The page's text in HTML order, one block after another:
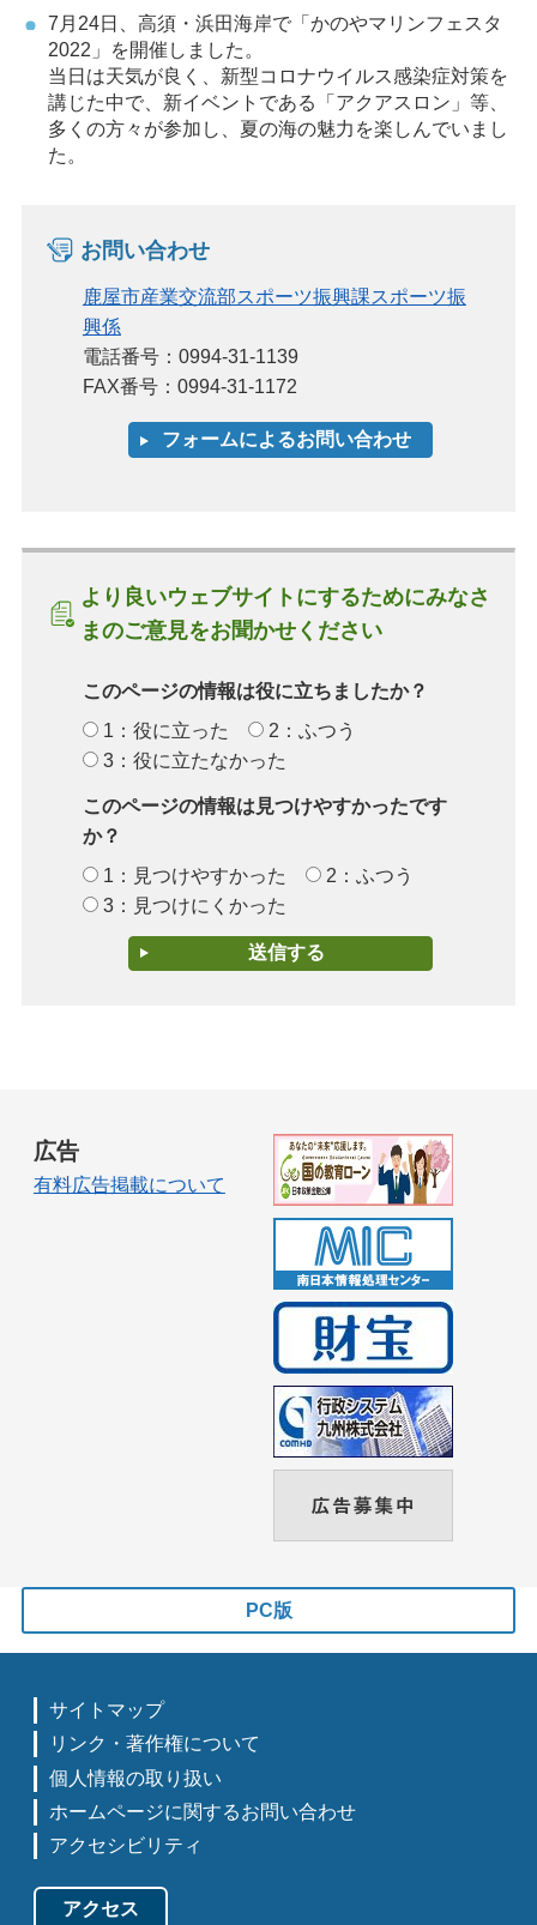
7月24日、高須・浜田海岸で「かのやマリンフェスタ
2022」を開催しました。
当日は天気が良く、新型コロナウイルス感染症対策を
講じた中で、新イベントである「アクアスロン」等、
多くの方々が参加し、夏の海の魅力を楽しんでいまし
た。
お問い合わせ
鹿屋市産業交流部スポーツ振興課スポーツ振
興係
電話番号：0994-31-1139
FAX番号：0994-31-1172
より良いウェブサイトにするためにみなさ
まのご意見をお聞かせください
このページの情報は役に立ちましたか？
1：役に立った
2：ふつう
3：役に立たなかった
このページの情報は見つけやすかったです
か？
1：見つけやすかった
2：ふつう
3：見つけにくかった
広告
有料広告掲載について
PC版
サイトマップ
リンク・著作権について
個人情報の取り扱い
ホームページに関するお問い合わせ
アクセシビリティ
アクセス